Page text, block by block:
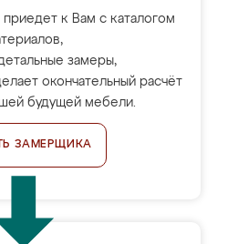
к Вам с каталогом
замеры,
окончательный расчёт
будущей мебели.
ЗАМЕРЩИКА